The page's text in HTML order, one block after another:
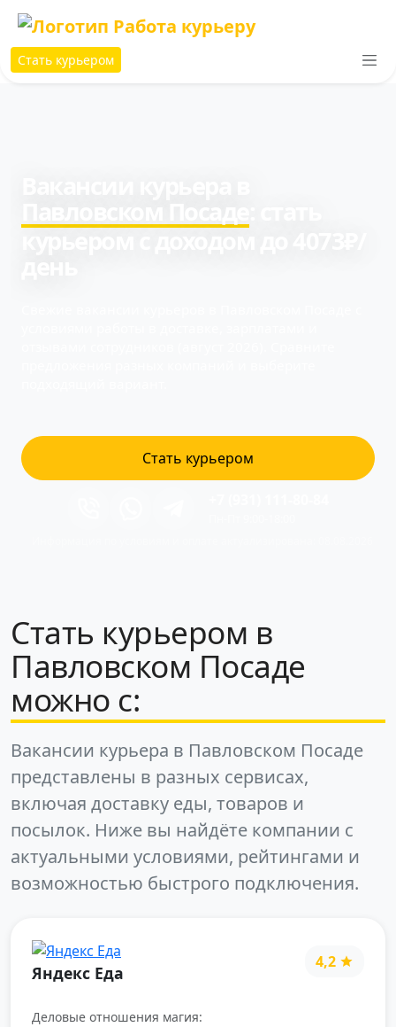
Стать курьером
Стать курьером
Стать курьером в
Павловском Посаде
можно с:
Вакансии курьера в Павловском Посаде
представлены в разных сервисах,
включая доставку еды, товаров и
посылок. Ниже вы найдёте компании с
актуальными условиями, рейтингами и
возможностью быстрого подключения.
Яндекс Еда
4,2
Деловые отношения магия: